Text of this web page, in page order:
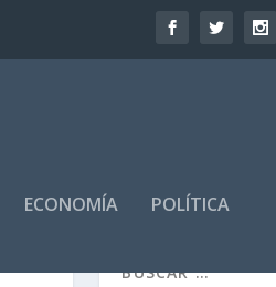
ECONOMÍA POLÍTICA